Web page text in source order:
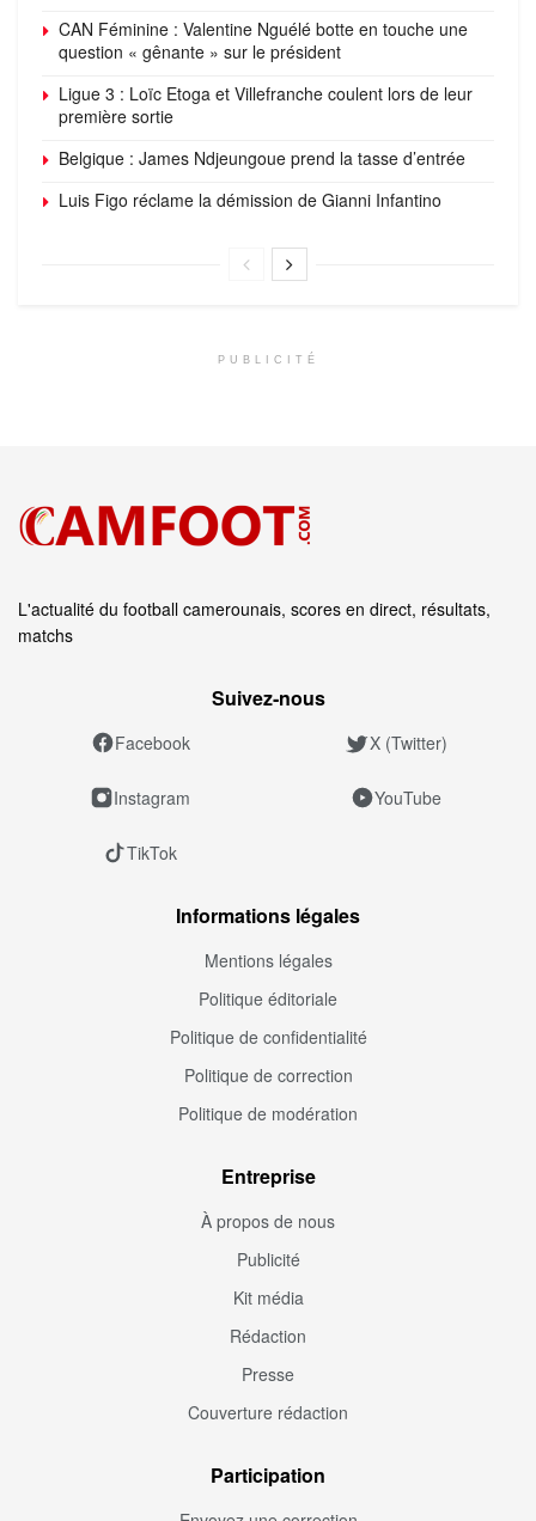
CAN Féminine : Valentine Nguélé botte en touche une
question « gênante » sur le président
Ligue 3 : Loïc Etoga et Villefranche coulent lors de leur
première sortie
Belgique : James Ndjeungoue prend la tasse d’entrée
Luis Figo réclame la démission de Gianni Infantino
PUBLICITÉ
L'actualité du football camerounais, scores en direct, résultats,
matchs
Suivez‑nous
Facebook X (Twitter)
Instagram YouTube
TikTok
Informations légales
Mentions légales
Politique éditoriale
Politique de confidentialité
Politique de correction
Politique de modération
Entreprise
À propos de nous
Publicité
Kit média
Rédaction
Presse
Couverture rédaction
Participation